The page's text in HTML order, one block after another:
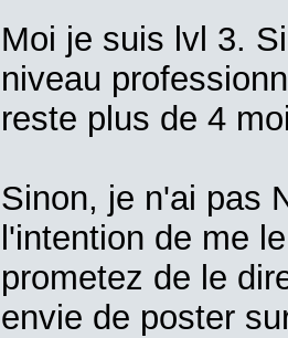
Moi je suis lvl 3.
niveau
reste plus de 4
Sinon, je n'ai pas
l'intention de me
prometez de le
envie de poster